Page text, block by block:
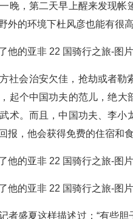
晚，第二天早上醒来发现
外的环境下杜风彦也能有很高
社会治安欠佳，抢劫或者
起个中国功夫的范儿，绝
术。而且，中国功夫、李
报，他会获得免费的住宿和食
者盛夏这样描述过：“有些